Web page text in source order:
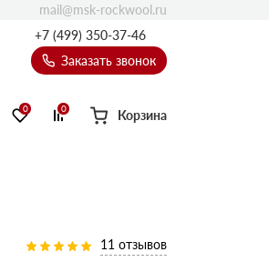
+7 (499) 350-37-46
Заказать звонок
0 0 Корзина
mail@msk-rockwool.ru
11 отзывов